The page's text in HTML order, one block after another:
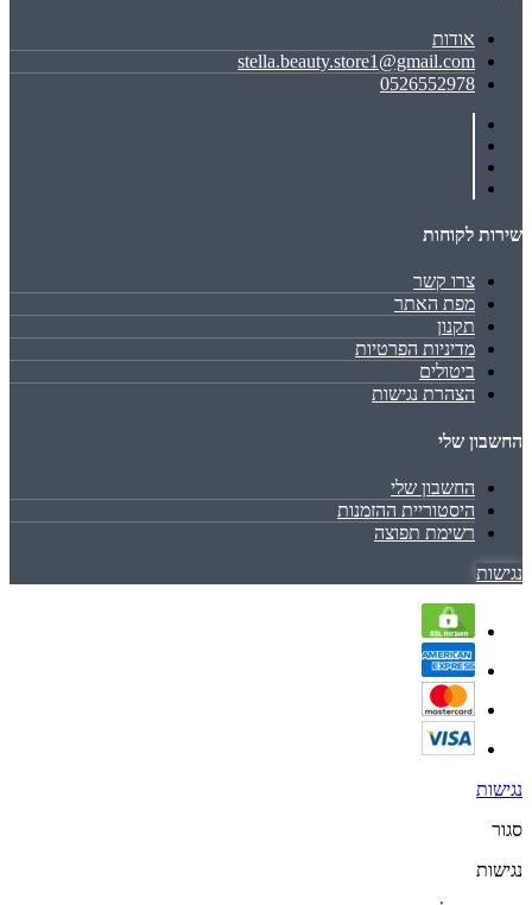
אודות
stella.beauty.store1@gmail.com
0526552978
שירות לקוחות
צרו קשר
מפת האתר
תקנון
מדיניות הפרטיות
ביטולים
הצהרת נגישות
החשבון שלי
החשבון שלי
היסטוריית ההזמנות
רשימת תפוצה
נגישות
נגישות
סגור
נגישות